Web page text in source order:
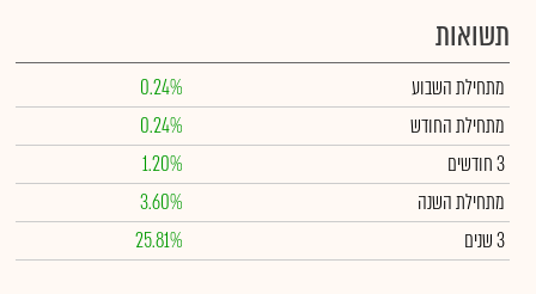
תשואות
מתחילת השבוע
0.24%
מתחילת החודש
0.24%
3 חודשים
1.20%
מתחילת השנה
3.60%
3 שנים
25.81%